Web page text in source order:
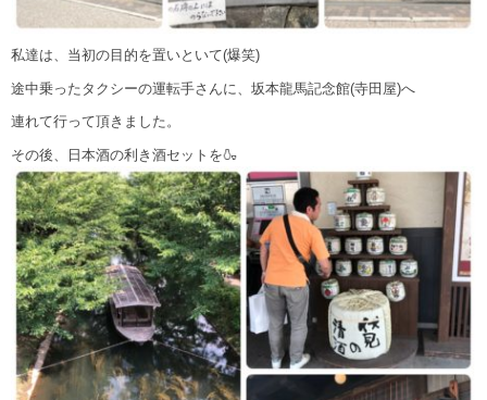
私達は、当初の目的を置いといて(爆笑)
途中乗ったタクシーの運転手さんに、坂本龍馬記念館(寺田屋)へ
連れて行って頂きました。
その後、日本酒の利き酒セットを🍶